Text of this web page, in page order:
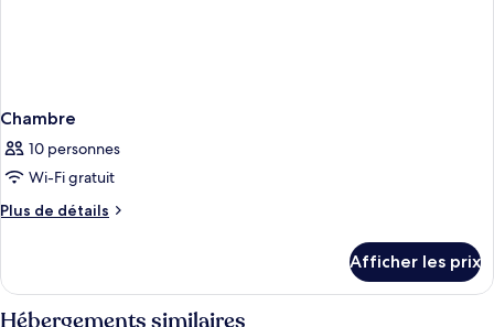
Chambre
10 personnes
Wi-Fi gratuit
Plus de détails
Plus
Chambre
Afficher les prix
Hébergements similaires